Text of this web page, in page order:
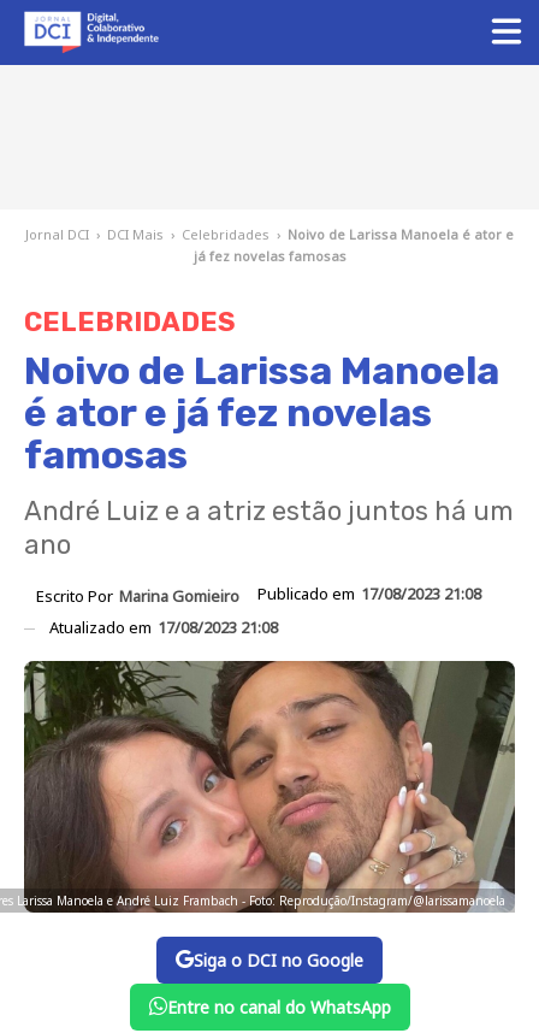
Jornal DCI › DCI Mais › Celebridades › Noivo de Larissa Manoela é ator e
já fez novelas famosas
CELEBRIDADES
Noivo de Larissa Manoela
é ator e já fez novelas
famosas
André Luiz e a atriz estão juntos há um
ano
Escrito Por Marina Gomieiro Publicado em 17/08/2023 21:08
Atualizado em 17/08/2023 21:08
Larissa Manoela e André Luiz Frambach - Foto: Reprodução/Instagram/@larissamanoela
Siga o DCI no Google
Entre no canal do WhatsApp